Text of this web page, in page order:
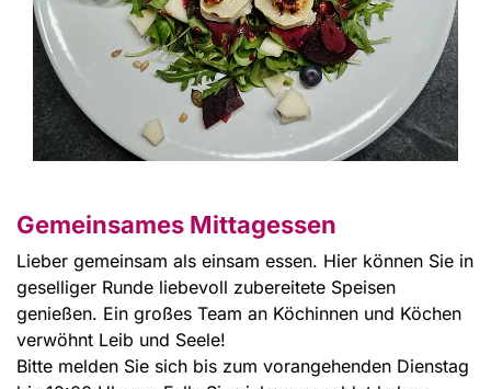
Gemeinsames Mittagessen
Lieber gemeinsam als einsam essen. Hier können Sie in
geselliger Runde liebevoll zubereitete Speisen
genießen. Ein großes Team an Köchinnen und Köchen
verwöhnt Leib und Seele!
Bitte melden Sie sich bis zum vorangehenden Dienstag